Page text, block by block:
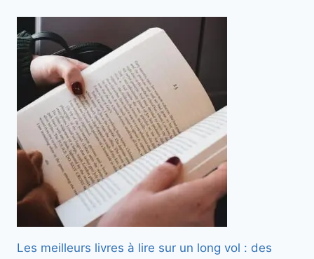
Les meilleurs livres à lire sur un long vol : des